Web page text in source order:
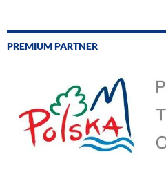
PREMIUM PARTNER